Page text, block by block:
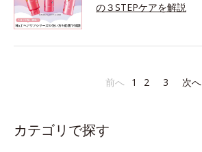
の３STEPケアを解説
前へ 1 2 3 次へ
カテゴリで探す